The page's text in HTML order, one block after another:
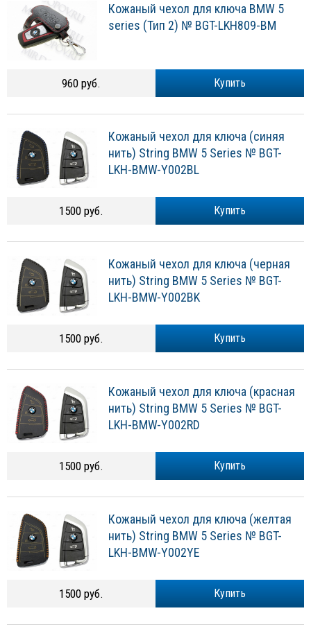
Кожаный чехол для ключа BMW 5
series (Тип 2) № BGT-LKH809-BM
Купить
960 руб.
Кожаный чехол для ключа (синяя
нить) String BMW 5 Series № BGT-
LKH-BMW-Y002BL
Купить
1500 руб.
Кожаный чехол для ключа (черная
нить) String BMW 5 Series № BGT-
LKH-BMW-Y002BK
Купить
1500 руб.
Кожаный чехол для ключа (красная
нить) String BMW 5 Series № BGT-
LKH-BMW-Y002RD
Купить
1500 руб.
Кожаный чехол для ключа (желтая
нить) String BMW 5 Series № BGT-
LKH-BMW-Y002YE
Купить
1500 руб.